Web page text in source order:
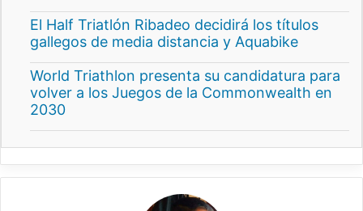
El Half Triatlón Ribadeo decidirá los títulos
gallegos de media distancia y Aquabike
World Triathlon presenta su candidatura para
volver a los Juegos de la Commonwealth en
2030